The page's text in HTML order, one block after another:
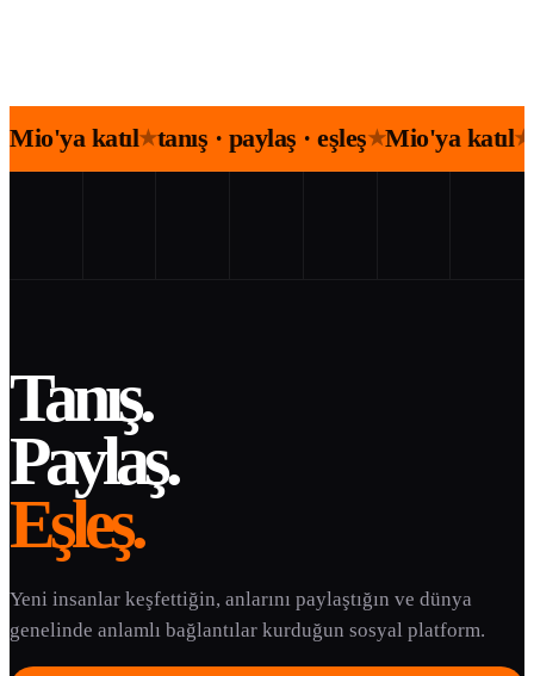
Mio'ya katıl★tanış · paylaş · eşleş★Mio'ya katıl★
Tanış.
Paylaş.
Eşleş.
Yeni insanlar keşfettiğin, anlarını paylaştığın ve dünya
genelinde anlamlı bağlantılar kurduğun sosyal platform.